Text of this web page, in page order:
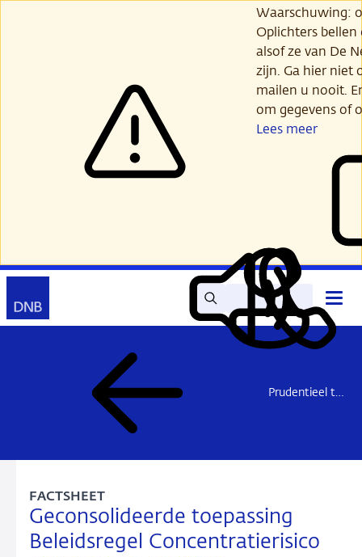
Waarschuwing:
Oplichters
alsof ze van De
zijn. Ga hier niet
mailen u nooit.
om gegevens of
Lees meer
Zoek Lees
voor
Mijn
DNB
Contact
Prudentieel toezicht
Geconsolideerde toepassing
Beleidsregel Concentratierisico
FACTSHEET